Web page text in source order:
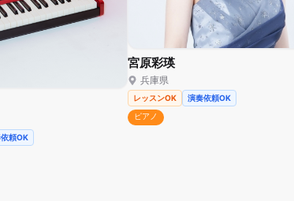
頼OK
宮原彩瑛
兵庫県
レッスンOK
演奏依頼OK
ピアノ